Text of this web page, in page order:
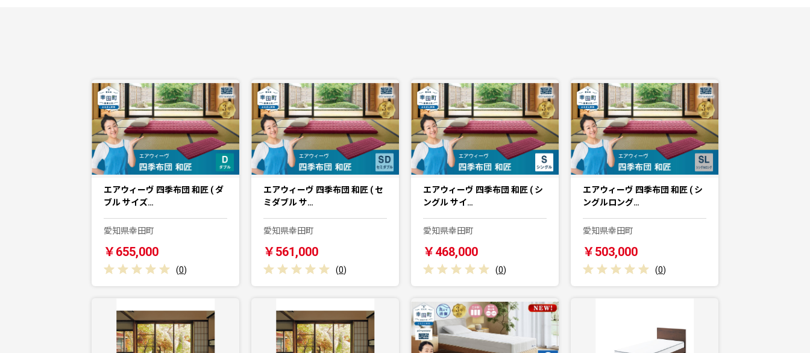
エアウィーヴ 四季布団 和匠 ( ダ
ブル サイズ…
愛知県幸田町
￥655,000
(0)
エアウィーヴ 四季布団 和匠 ( セ
ミダブル サ…
愛知県幸田町
￥561,000
(0)
エアウィーヴ 四季布団 和匠 ( シ
ングル サイ…
愛知県幸田町
￥468,000
(0)
エアウィーヴ 四季布団 和匠 ( シ
ングルロング…
愛知県幸田町
￥503,000
(0)